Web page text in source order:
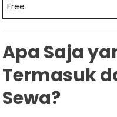
Free
Apa Saja
Termasuk
Sewa?